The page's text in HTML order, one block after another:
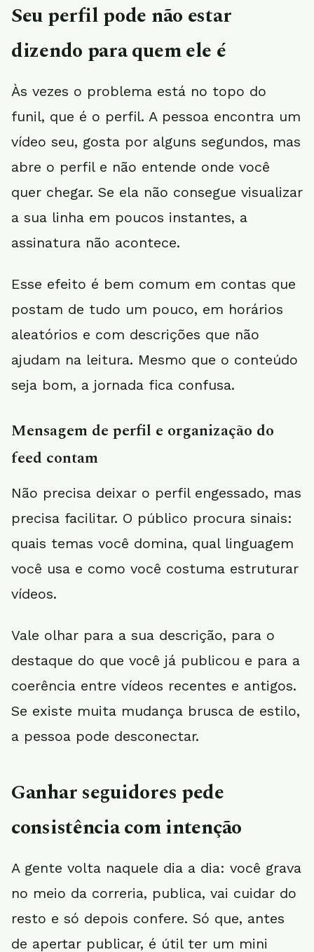
Seu perfil pode não estar
dizendo para quem ele é
Às vezes o problema está no topo do
funil, que é o perfil. A pessoa encontra um
vídeo seu, gosta por alguns segundos, mas
abre o perfil e não entende onde você
quer chegar. Se ela não consegue visualizar
a sua linha em poucos instantes, a
assinatura não acontece.
Esse efeito é bem comum em contas que
postam de tudo um pouco, em horários
aleatórios e com descrições que não
ajudam na leitura. Mesmo que o conteúdo
seja bom, a jornada fica confusa.
Mensagem de perfil e organização do
feed contam
Não precisa deixar o perfil engessado, mas
precisa facilitar. O público procura sinais:
quais temas você domina, qual linguagem
você usa e como você costuma estruturar
vídeos.
Vale olhar para a sua descrição, para o
destaque do que você já publicou e para a
coerência entre vídeos recentes e antigos.
Se existe muita mudança brusca de estilo,
a pessoa pode desconectar.
Ganhar seguidores pede
consistência com intenção
A gente volta naquele dia a dia: você grava
no meio da correria, publica, vai cuidar do
resto e só depois confere. Só que, antes
de apertar publicar, é útil ter um mini